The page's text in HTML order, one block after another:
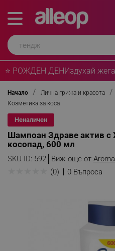
⭐ РОЖДЕН ДЕНИздухай
Начало Лична грижа и красота
Козметика за коса
Неналичен
Шампоан Здраве актив с
косопад, 600 мл
SKU ID: 592 Виж още от Aroma
(0) 0 Въпроса